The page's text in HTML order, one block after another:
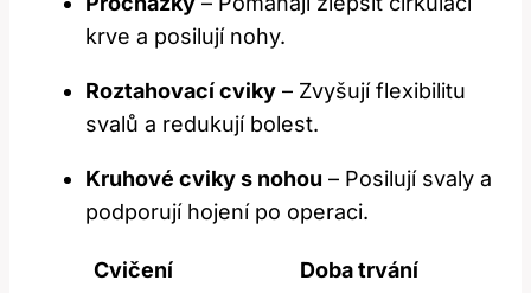
krve a posilují nohy.
Roztahovací cviky – Zvyšují flexibilitu
svalů a redukují bolest.
Kruhové cviky s nohou – Posilují svaly a
podporují hojení po operaci.
Cvičení
Doba trvání